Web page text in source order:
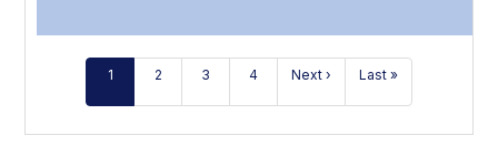
1 2 3 4 Next › Last »